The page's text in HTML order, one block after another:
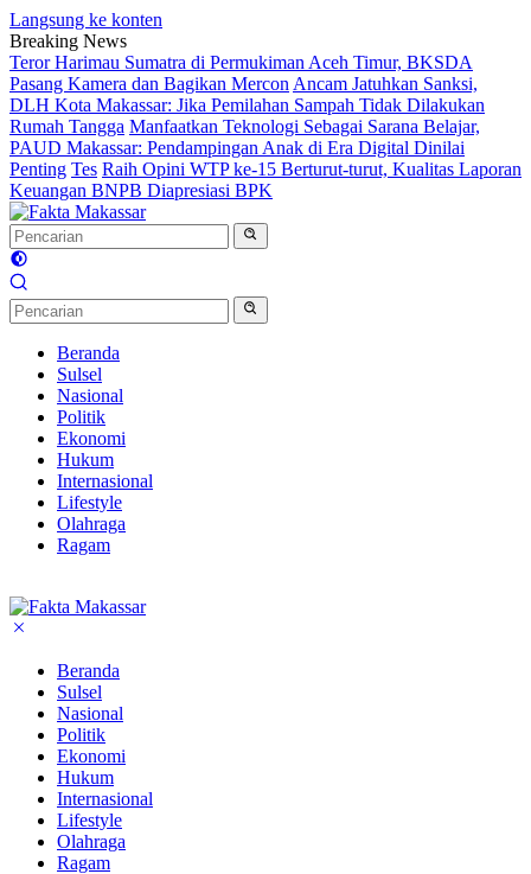
Langsung ke konten
Breaking News
Teror Harimau Sumatra di Permukiman Aceh Timur, BKSDA
Pasang Kamera dan Bagikan Mercon Ancam Jatuhkan Sanksi,
DLH Kota Makassar: Jika Pemilahan Sampah Tidak Dilakukan
Rumah Tangga Manfaatkan Teknologi Sebagai Sarana Belajar,
PAUD Makassar: Pendampingan Anak di Era Digital Dinilai
Penting Tes Raih Opini WTP ke-15 Berturut-turut, Kualitas Laporan
Keuangan BNPB Diapresiasi BPK
Beranda
Sulsel
Nasional
Politik
Ekonomi
Hukum
Internasional
Lifestyle
Olahraga
Ragam
Beranda
Sulsel
Nasional
Politik
Ekonomi
Hukum
Internasional
Lifestyle
Olahraga
Ragam